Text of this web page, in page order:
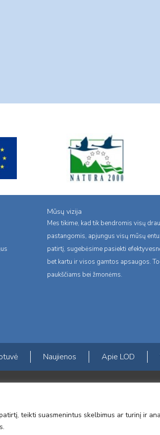
teikti suasmenintus skelbimus ar turinį ir
Mūsų vizija
Mes tikime, kad tik bendromis visų
pastangomis, apjungus visų mūsų
patirtį, sugebėsime pasiekti
bet kartu ir visos gamtos apsaugos.
paukščiams bei žmonėms.
Naujienos Apie LOD
formavimas įtraukiant visuomenę į